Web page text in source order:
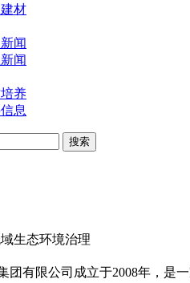
材
闻
闻
养
息
搜索
生态环境治理
团有限公司成立于2008年，是